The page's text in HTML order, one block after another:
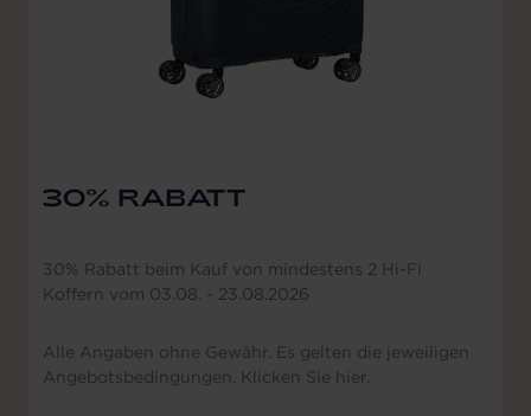
30% RABATT
30% Rabatt beim Kauf von mindestens 2 Hi-Fi
Koffern vom 03.08. - 23.08.2026
Alle Angaben ohne Gewähr. Es gelten die jeweiligen
Angebotsbedingungen. Klicken Sie hier.